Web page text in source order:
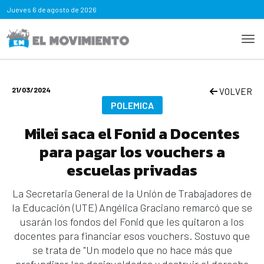
Jueves 6 de agosto de 2026
21/03/2024 VOLVER
POLEMICA
Milei saca el Fonid a Docentes
para pagar los vouchers a
escuelas privadas
La Secretaria General de la Unión de Trabajadores de
la Educación (UTE) Angélica Graciano remarcó que se
usarán los fondos del Fonid que les quitaron a los
docentes para financiar esos vouchers. Sostuvo que
se trata de "Un modelo que no hace más que